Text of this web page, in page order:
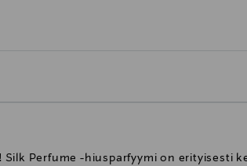
Silk Perfume -hiusparfyymi on